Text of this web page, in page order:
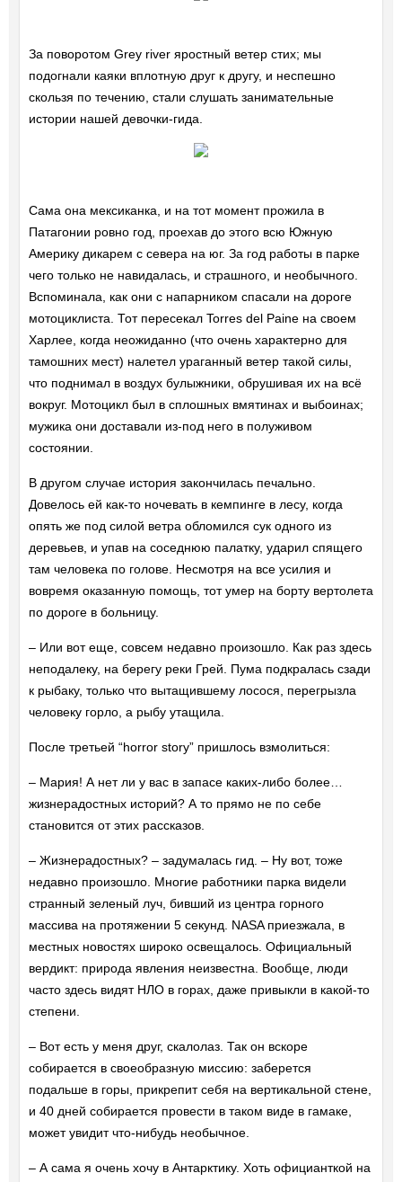
За поворотом Grey river яростный ветер стих; мы
подогнали каяки вплотную друг к другу, и неспешно
скользя по течению, стали слушать занимательные
истории нашей девочки-гида.
Сама она мексиканка, и на тот момент прожила в
Патагонии ровно год, проехав до этого всю Южную
Америку дикарем с севера на юг. За год работы в парке
чего только не навидалась, и страшного, и необычного.
Вспоминала, как они с напарником спасали на дороге
мотоциклиста. Тот пересекал Torres del Paine на своем
Харлее, когда неожиданно (что очень характерно для
тамошних мест) налетел ураганный ветер такой силы,
что поднимал в воздух булыжники, обрушивая их на всё
вокруг. Мотоцикл был в сплошных вмятинах и выбоинах;
мужика они доставали из-под него в полуживом
состоянии.
В другом случае история закончилась печально.
Довелось ей как-то ночевать в кемпинге в лесу, когда
опять же под силой ветра обломился сук одного из
деревьев, и упав на соседнюю палатку, ударил спящего
там человека по голове. Несмотря на все усилия и
вовремя оказанную помощь, тот умер на борту вертолета
по дороге в больницу.
– Или вот еще, совсем недавно произошло. Как раз здесь
неподалеку, на берегу реки Грей. Пума подкралась сзади
к рыбаку, только что вытащившему лосося, перегрызла
человеку горло, а рыбу утащила.
После третьей “horror story” пришлось взмолиться:
– Мария! А нет ли у вас в запасе каких-либо более…
жизнерадостных историй? А то прямо не по себе
становится от этих рассказов.
– Жизнерадостных? – задумалась гид. – Ну вот, тоже
недавно произошло. Многие работники парка видели
странный зеленый луч, бивший из центра горного
массива на протяжении 5 секунд. NASA приезжала, в
местных новостях широко освещалось. Официальный
вердикт: природа явления неизвестна. Вообще, люди
часто здесь видят НЛО в горах, даже привыкли в какой-то
степени.
– Вот есть у меня друг, скалолаз. Так он вскоре
собирается в своеобразную миссию: заберется
подальше в горы, прикрепит себя на вертикальной стене,
и 40 дней собирается провести в таком виде в гамаке,
может увидит что-нибудь необычное.
– А сама я очень хочу в Антарктику. Хоть официанткой на